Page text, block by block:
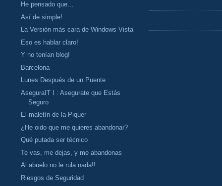
He pensado que…
Así de simple!
La Versión más cara de Windows Vista
Eso es hablar claro!
Y no tenían blog!
Barcelona
Lunes Después de un Puente
AseguraIT I : Asegurate que Estás
Seguro
El maletín de la Piquer
¿He oido que me quieres abandonar?
Qué putada ser técnico
Te vas, me dejas, y me abandonas
Al abuelo no le rula nada!!
Riesgos de Seguridad